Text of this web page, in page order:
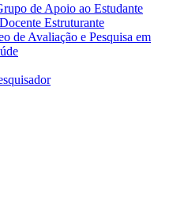
de Apoio ao Estudante
Estruturante
de Avaliação e Pesquisa em